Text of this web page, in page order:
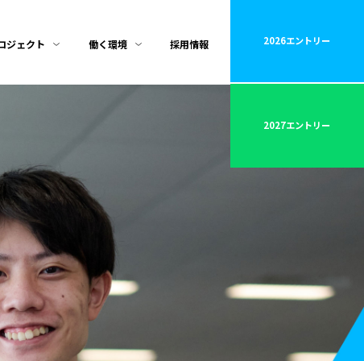
ジェクト 働く環境 採用情報 2026エントリー
2027エントリー